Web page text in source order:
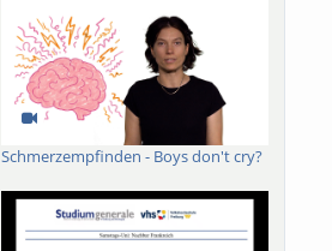
Schmerzempfinden - Boys don't cry?